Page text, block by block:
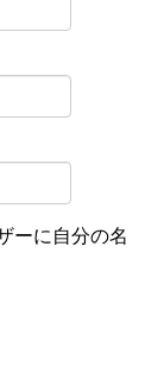
ーに自分の名